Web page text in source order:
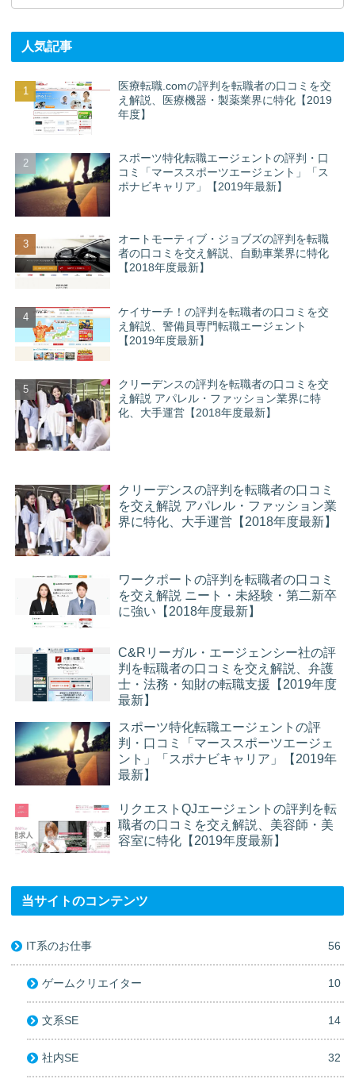
人気記事
医療転職.comの評判を転職者の口コミを交
え解説、医療機器・製薬業界に特化【2019
年度】
スポーツ特化転職エージェントの評判・口
コミ「マーススポーツエージェント」「ス
ポナビキャリア」【2019年最新】
オートモーティブ・ジョブズの評判を転職
者の口コミを交え解説、自動車業界に特化
【2018年度最新】
ケイサーチ！の評判を転職者の口コミを交
え解説、警備員専門転職エージェント
【2019年度最新】
クリーデンスの評判を転職者の口コミを交
え解説 アパレル・ファッション業界に特
化、大手運営【2018年度最新】
クリーデンスの評判を転職者の口コミ
を交え解説 アパレル・ファッション業
界に特化、大手運営【2018年度最新】
ワークポートの評判を転職者の口コミ
を交え解説 ニート・未経験・第二新卒
に強い【2018年度最新】
C&Rリーガル・エージェンシー社の評
判を転職者の口コミを交え解説、弁護
士・法務・知財の転職支援【2019年度
最新】
スポーツ特化転職エージェントの評
判・口コミ「マーススポーツエージェ
ント」「スポナビキャリア」【2019年
最新】
リクエストQJエージェントの評判を転
職者の口コミを交え解説、美容師・美
容室に特化【2019年度最新】
当サイトのコンテンツ
IT系のお仕事 56
ゲームクリエイター 10
文系SE 14
社内SE 32